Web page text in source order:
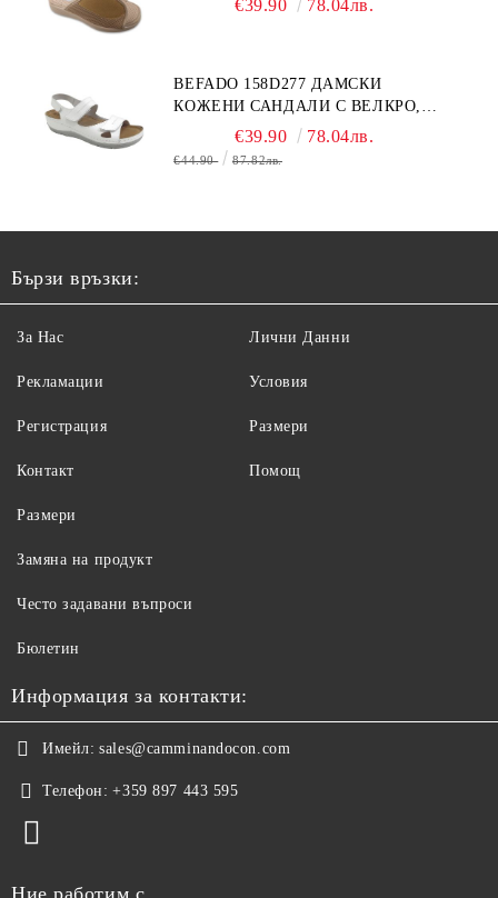
€39.90 78.04лв.
BEFADO 158D277 ДАМСКИ
КОЖЕНИ САНДАЛИ С ВЕЛКРО,
€39.90 78.04лв.
€44.90 87.82лв.
Бързи връзки:
За Нас
Рекламации
Регистрация
Контакт
Лични Данни
Условия
Размери
Помощ
Размери
Замяна на продукт
Често задавани въпроси
Бюлетин
Информация за контакти:
Имейл: sales@camminandocon.com
Телефон: +359 897 443 595
Ние работим с